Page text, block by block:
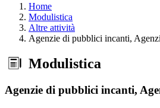
Home
Modulistica
Altre attività
Agenzie di pubblici incanti,
Modulistica
Agenzie di pubblici incanti,